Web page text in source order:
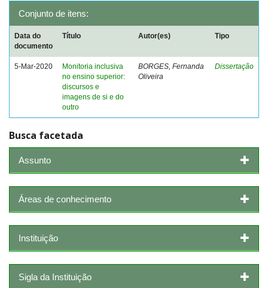
Conjunto de itens:
Data do
documento
Título Autor(es) Tipo
5-Mar-2020
Monitoria inclusiva
no ensino superior:
discursos e
imagens de si e do
outro
BORGES, Fernanda
Oliveira
Dissertação
Busca facetada
Assunto
Áreas de conhecimento
Instituição
Sigla da Instituição